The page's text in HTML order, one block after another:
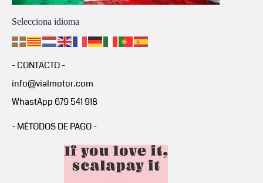
Selecciona idioma
- CONTACTO -
info@vialmotor.com
WhastApp 679 541 918
- MÉTODOS DE PAGO -